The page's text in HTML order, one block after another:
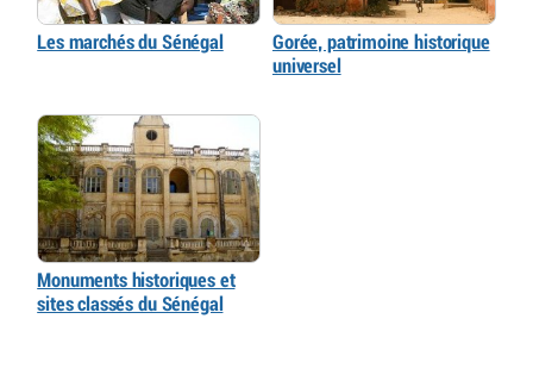
Les marchés du Sénégal
Gorée, patrimoine historique
universel
Monuments historiques et
sites classés du Sénégal